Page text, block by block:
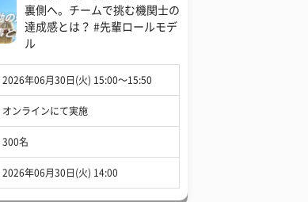
裏側へ。チームで挑む機関士の
達成感とは？ #先輩ロールモデ
ル
2026年06月30日(火) 15:00〜15:50
オンラインにて実施
300名
2026年06月30日(火) 14:00